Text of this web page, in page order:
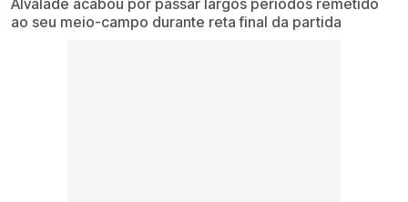
ao seu meio-campo durante reta final da partida